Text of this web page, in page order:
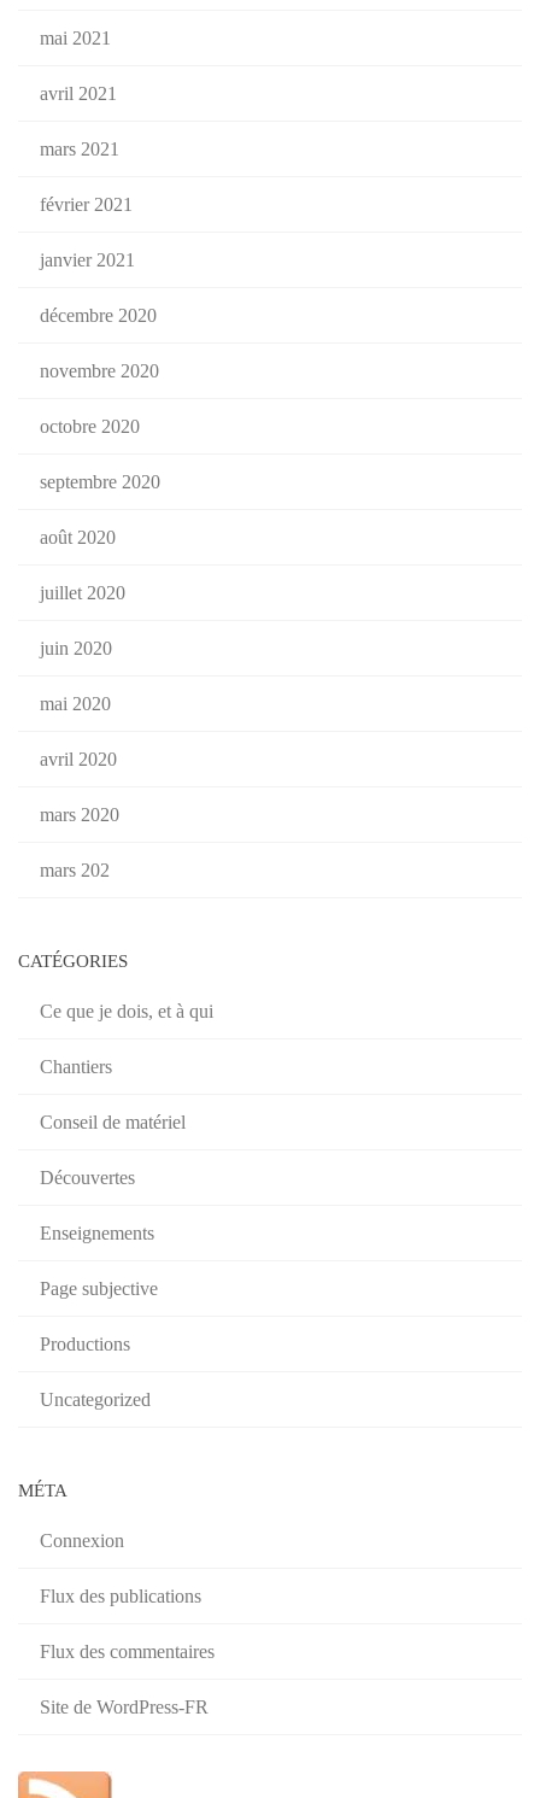
mai 2021
avril 2021
mars 2021
février 2021
janvier 2021
décembre 2020
novembre 2020
octobre 2020
septembre 2020
août 2020
juillet 2020
juin 2020
mai 2020
avril 2020
mars 2020
mars 202
CATÉGORIES
Ce que je dois, et à qui
Chantiers
Conseil de matériel
Découvertes
Enseignements
Page subjective
Productions
Uncategorized
MÉTA
Connexion
Flux des publications
Flux des commentaires
Site de WordPress-FR